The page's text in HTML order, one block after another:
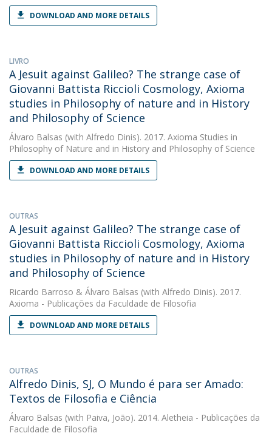
DOWNLOAD AND MORE DETAILS
LIVRO
A Jesuit against Galileo? The strange case of
Giovanni Battista Riccioli Cosmology, Axioma
studies in Philosophy of nature and in History
and Philosophy of Science
Álvaro Balsas (with Alfredo Dinis). 2017. Axioma Studies in
Philosophy of Nature and in History and Philosophy of Science
DOWNLOAD AND MORE DETAILS
OUTRAS
A Jesuit against Galileo? The strange case of
Giovanni Battista Riccioli Cosmology, Axioma
studies in Philosophy of nature and in History
and Philosophy of Science
Ricardo Barroso & Álvaro Balsas (with Alfredo Dinis). 2017.
Axioma - Publicações da Faculdade de Filosofia
DOWNLOAD AND MORE DETAILS
OUTRAS
Alfredo Dinis, SJ, O Mundo é para ser Amado:
Textos de Filosofia e Ciência
Álvaro Balsas (with Paiva, João). 2014. Aletheia - Publicações da
Faculdade de Filosofia